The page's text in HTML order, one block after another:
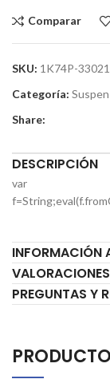
Comparar
SKU: 1K74P-
Categoría:
Share:
DESCRIPCIÓN
var
INFORMACIÓN
PREGUNTAS Y